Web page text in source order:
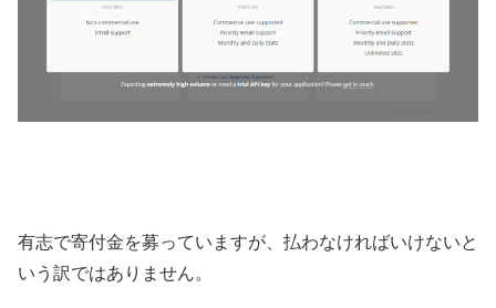
有志で寄付金を募っていますが、払わなければいけないと
いう訳ではありません。